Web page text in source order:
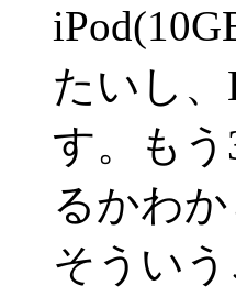
たいし
す。も
るかわ
そうい